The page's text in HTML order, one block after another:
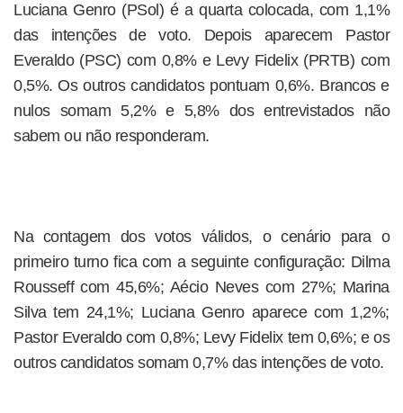
Luciana Genro (PSol) é a quarta colocada, com 1,1%
das intenções de voto. Depois aparecem Pastor
Everaldo (PSC) com 0,8% e Levy Fidelix (PRTB) com
0,5%. Os outros candidatos pontuam 0,6%. Brancos e
nulos somam 5,2% e 5,8% dos entrevistados não
sabem ou não responderam.
Na contagem dos votos válidos, o cenário para o
primeiro turno fica com a seguinte configuração: Dilma
Rousseff com 45,6%; Aécio Neves com 27%; Marina
Silva tem 24,1%; Luciana Genro aparece com 1,2%;
Pastor Everaldo com 0,8%; Levy Fidelix tem 0,6%; e os
outros candidatos somam 0,7% das intenções de voto.